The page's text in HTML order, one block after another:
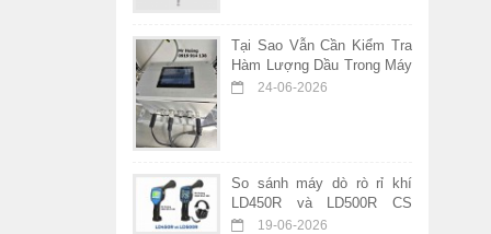
Tại Sao Vẫn Cần Kiểm Tra
Hàm Lượng Dầu Trong Máy
Nén Khí Không Dầu?
24-06-2026
So sánh máy dò rò rỉ khí
LD450R và LD500R CS
Instruments – Nên chọn
19-06-2026